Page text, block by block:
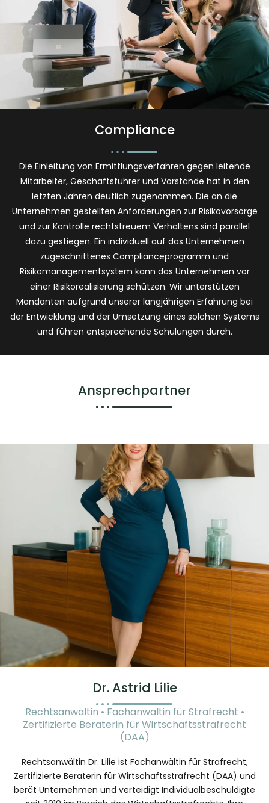
Compliance
Die Einleitung von Ermittlungsverfahren gegen leitende
Mitarbeiter, Geschäftsführer und Vorstände hat in den
letzten Jahren deutlich zugenommen. Die an die
Unternehmen gestellten Anforderungen zur Risikovorsorge
und zur Kontrolle rechtstreuem Verhaltens sind parallel
dazu gestiegen. Ein individuell auf das Unternehmen
zugeschnittenes Complianceprogramm und
Risikomanagementsystem kann das Unternehmen vor
einer Risikorealisierung schützen. Wir unterstützen
Mandanten aufgrund unserer langjährigen Erfahrung bei
der Entwicklung und der Umsetzung eines solchen Systems
und führen entsprechende Schulungen durch.
Ansprechpartner
Dr. Astrid Lilie
Rechtsanwältin • Fachanwältin für Strafrecht •
Zertifizierte Beraterin für Wirtschaftsstrafrecht
(DAA)​
Rechtsanwältin Dr. Lilie ist Fachanwältin für Strafrecht,
Zertifizierte Beraterin für Wirtschaftsstrafrecht (DAA) und
berät Unternehmen und verteidigt Individualbeschuldigte